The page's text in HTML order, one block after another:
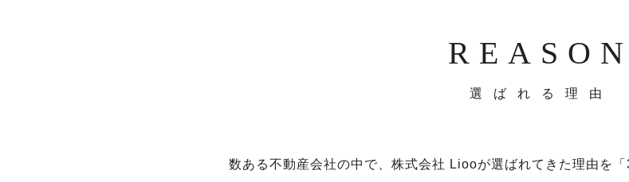
REASON
選ばれる理由
数ある不動産会社の中で、株式会社 Liooが選ばれてきた理由を